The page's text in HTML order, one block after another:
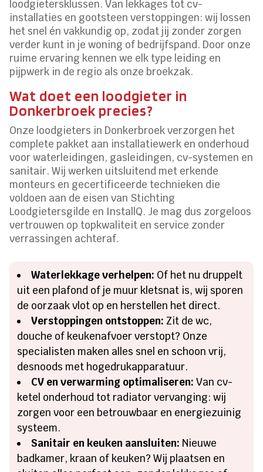
loodgietersklussen. Van lekkages tot cv-
installaties en gootsteen verstoppingen: wij lossen
het snel én vakkundig op, zodat jij zonder zorgen
verder kunt in je woning of bedrijfspand. Door onze
ruime ervaring kennen we elk type leiding en
pijpwerk in de regio als onze broekzak.
Wat doet een loodgieter in
Donkerbroek precies?
Onze loodgieters in Donkerbroek verzorgen het
complete pakket aan installatiewerk en onderhoud
voor waterleidingen, gasleidingen, cv-systemen en
sanitair. Wij werken uitsluitend met erkende
monteurs en gecertificeerde technieken die
voldoen aan de eisen van Stichting
Loodgietersgilde en InstallQ. Je mag dus zorgeloos
vertrouwen op topkwaliteit en service zonder
verrassingen achteraf.
Waterlekkage verhelpen: Of het nu druppelt
uit een plafond of je muur kletsnat is, wij sporen
de oorzaak vlot op en herstellen het direct.
Verstoppingen ontstoppen: Zit de wc,
douche of keukenafvoer verstopt? Onze
specialisten maken alles snel en schoon vrij,
desnoods met hogedrukapparatuur.
CV en verwarming optimaliseren: Van cv-
ketel onderhoud tot radiator vervanging: wij
zorgen voor een betrouwbaar en energiezuinig
systeem.
Sanitair en keuken aansluiten: Nieuwe
badkamer, kraan of keuken? Wij plaatsen en